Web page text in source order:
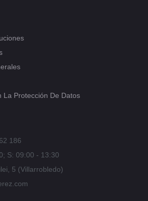
La Protección De Datos
186
S: 09:00 - 13:30
5 (Villarrobledo)